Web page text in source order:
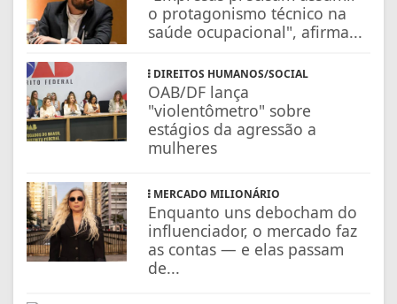
o protagonismo técnico na
saúde ocupacional", afirma...
DIREITOS HUMANOS/SOCIAL
OAB/DF lança
"violentômetro" sobre
estágios da agressão a
mulheres
MERCADO MILIONÁRIO
Enquanto uns debocham do
influenciador, o mercado faz
as contas — e elas passam
de...